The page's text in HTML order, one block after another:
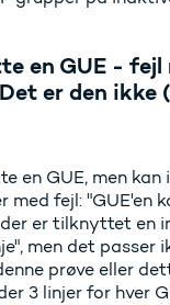
en GUE - fejl
er den ikke
en GUE, men kan
med fejl: "GUE'en
er tilknyttet en
men det passer
prøve eller
3 linjer for hver